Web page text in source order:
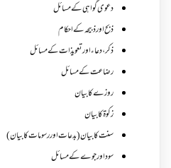
دعوی گواہی کے مسائل
ذبح اور ذبیحہ کے احکام
ذکر،دعاء اور تعویذات کے مسائل
رضاعت کے مسائل
روزے کا بیان
زکوة کابیان
سنت کا بیان (بدعات اور رسومات کا بیان)
سود اور جوے کے مسائل